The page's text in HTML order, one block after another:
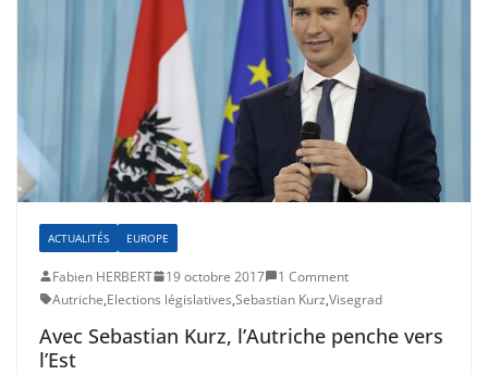
ACTUALITÉS EUROPE
Fabien HERBERT 19 octobre 2017
1 Comment
Autriche,Elections législatives,Sebastian Kurz,Visegrad
Avec Sebastian Kurz, l’Autriche penche vers
l’Est